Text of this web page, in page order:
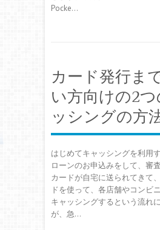
Pocke…
カード発行ま
い方向けの2つ
ッシングの方
はじめてキャッシングを利用
ローンのお申込みをして、審
カードが自宅に送られてきて
ドを使って、各店舗やコンビ
キャッシングするという流れ
が、急…